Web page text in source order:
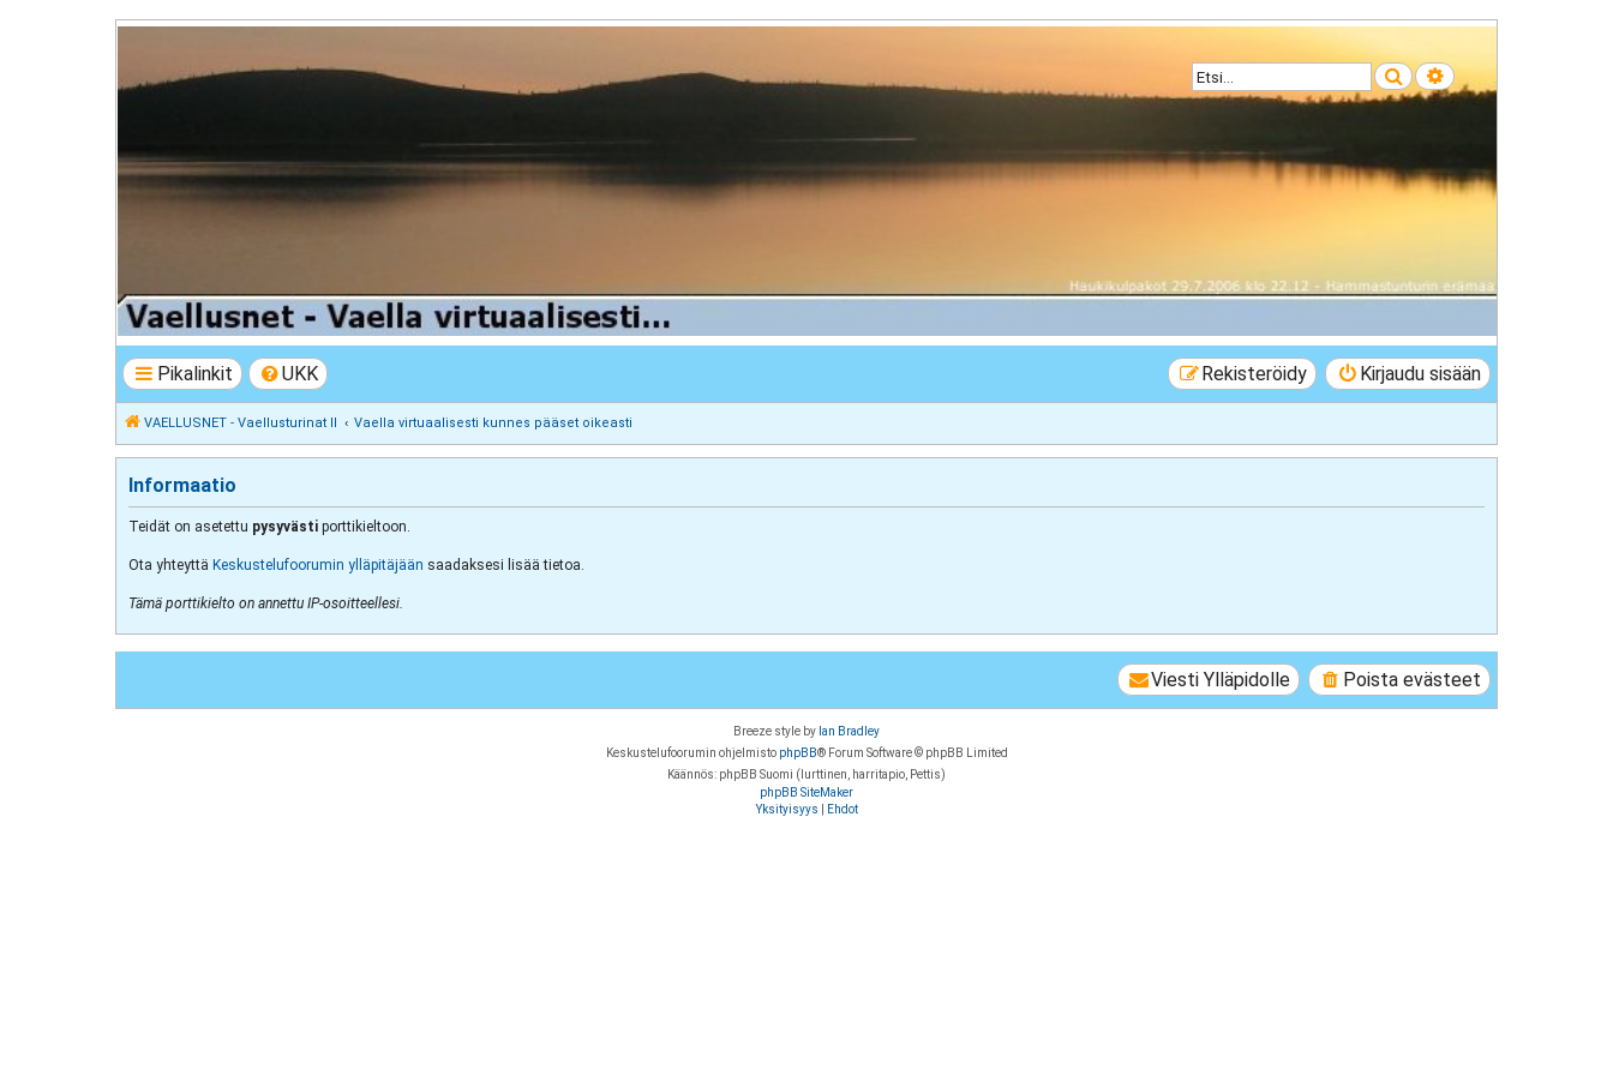
Etsi Tarkennettu haku
VAELLUSNET - Vaellusturinat II
Keskustelua vaeltamisesta ja Lapista
Pikalinkit UKK Kirjaudu sisään
Rekisteröidy
VAELLUSNET - Vaellusturinat II Vaella virtuaalisesti kunnes pääset oikeasti
Informaatio
Teidät on asetettu pysyvästi porttikieltoon.
Ota yhteyttä Keskustelufoorumin ylläpitäjään saadaksesi lisää tietoa.
Tämä porttikielto on annettu IP-osoitteellesi.
Poista evästeet
Viesti Ylläpidolle
Breeze style by Ian Bradley
Keskustelufoorumin ohjelmisto phpBB® Forum Software © phpBB Limited
Käännös: phpBB Suomi (lurttinen, harritapio, Pettis)
phpBB SiteMaker
Yksityisyys
Ehdot